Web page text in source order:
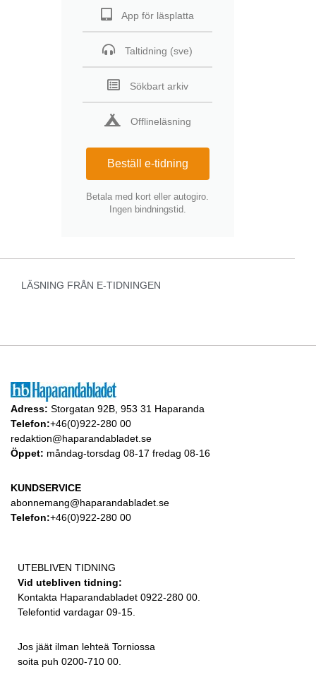
App för läsplatta
Taltidning (sve)
Sökbart arkiv
Offlineläsning
Beställ e-tidning
Betala med kort eller autogiro.
Ingen bindningstid.
LÄSNING FRÅN E-TIDNINGEN
Adress: Storgatan 92B, 953 31 Haparanda
Telefon:+46(0)922-280 00
redaktion@haparandabladet.se
Öppet: måndag-torsdag 08-17 fredag 08-16
KUNDSERVICE
abonnemang@haparandabladet.se
Telefon:+46(0)922-280 00
UTEBLIVEN TIDNING
Vid utebliven tidning:
Kontakta Haparandabladet 0922-280 00.
Telefontid vardagar 09-15.
Jos jäät ilman lehteä Torniossa
soita puh 0200-710 00.